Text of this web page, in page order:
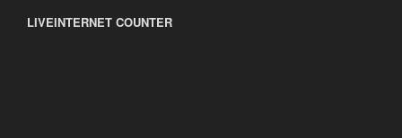
LIVEINTERNET COUNTER